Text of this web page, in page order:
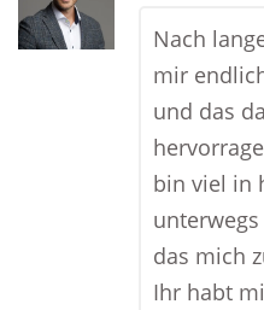
Nach
mir
und das
bin viel in
das mich
Ihr habt